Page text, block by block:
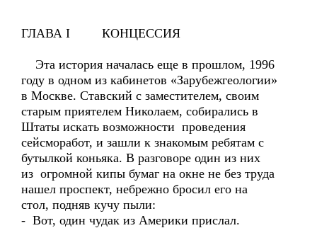
ГЛАВА I КОНЦЕССИЯ
Эта история началась еще в прошлом, 1996
году в одном из кабинетов «Зарубежгеологии»
в Москве. Ставский с заместителем, своим
старым приятелем Николаем, собирались в
Штаты искать возможности проведения
сейсморабот, и зашли к знакомым ребятам с
бутылкой коньяка. В разговоре один из них
из огромной кипы бумаг на окне не без труда
нашел проспект, небрежно бросил его на
стол, подняв кучу пыли:
- Вот, один чудак из Америки прислал.